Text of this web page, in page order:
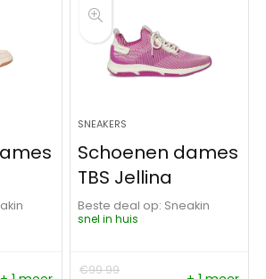
SNEAKERS
Schoenen dames
TBS Jellina
Beste deal op:
Sneakin
snel in huis
€99.99